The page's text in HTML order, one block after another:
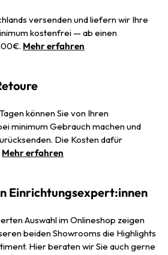
versenden und liefern wir Ihre
kostenfrei — ab einen
Mehr erfahren
können Sie von Ihren
minimum Gebrauch machen und
Die Kosten dafür
Mehr erfahren
Einrichtungsexpert:innen
Auswahl im Onlineshop zeigen
beiden Showrooms die Highlights
Hier beraten wir Sie auch gerne